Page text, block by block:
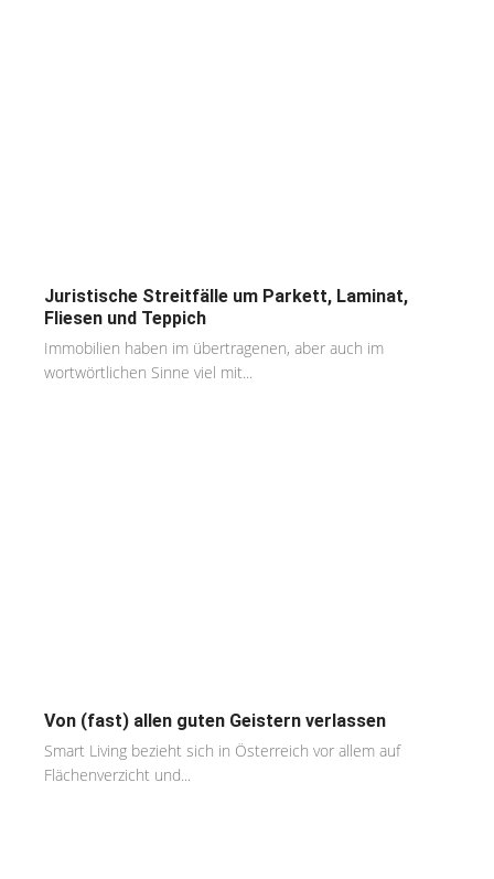
Juristische Streitfälle um Parkett, Laminat,
Fliesen und Teppich
Immobilien haben im übertragenen, aber auch im
wortwörtlichen Sinne viel mit...
Von (fast) allen guten Geistern verlassen
Smart Living bezieht sich in Österreich vor allem auf
Flächenverzicht und...